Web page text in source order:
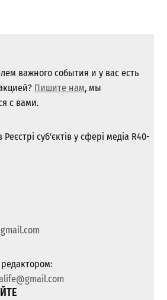
важного события и у вас есть
Пишите нам, мы
с вами.
суб'єктів у сфері медіа R40-